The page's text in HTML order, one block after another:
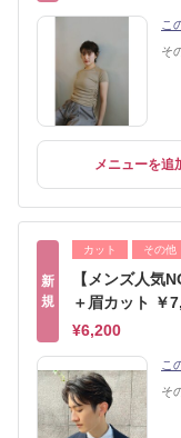
こ
そ
メニューを追
新
規
カット その他
【メンズ人気
＋眉カット ￥
¥6,200
こ
そ